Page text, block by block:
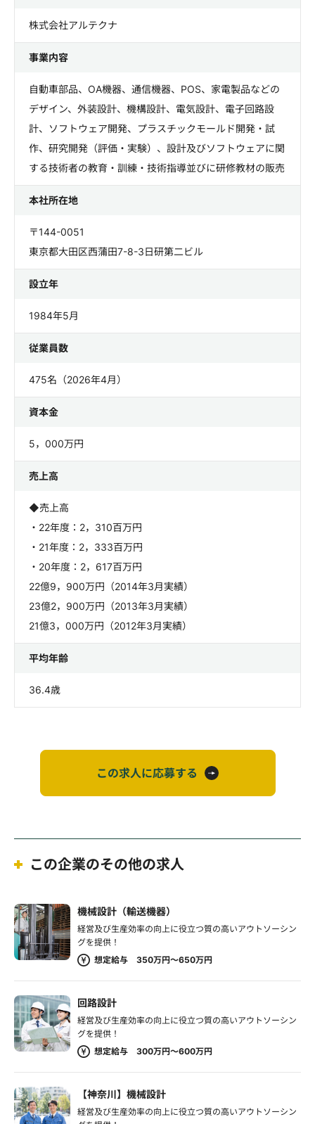
株式会社アルテクナ
事業内容
自動車部品、OA機器、通信機器、POS、家電製品などの
デザイン、外装設計、機構設計、電気設計、電子回路設
計、ソフトウェア開発、プラスチックモールド開発・試
作、研究開発（評価・実験）、設計及びソフトウェアに関
する技術者の教育・訓練・技術指導並びに研修教材の販売
本社所在地
〒144-0051
東京都大田区西蒲田7-8-3日研第二ビル
設立年
1984年5月
従業員数
475名（2026年4月）
資本金
5，000万円
売上高
◆売上高
・22年度：2，310百万円
・21年度：2，333百万円
・20年度：2，617百万円
22億9，900万円（2014年3月実績）
23億2，900万円（2013年3月実績）
21億3，000万円（2012年3月実績）
平均年齢
36.4歳
この求人に応募する
この企業のその他の求人
機械設計（輸送機器）
経営及び生産効率の向上に役立つ質の高いアウトソーシン
グを提供！
想定給与 350万円～650万円
回路設計
経営及び生産効率の向上に役立つ質の高いアウトソーシン
グを提供！
想定給与 300万円～600万円
【神奈川】機械設計
経営及び生産効率の向上に役立つ質の高いアウトソーシン